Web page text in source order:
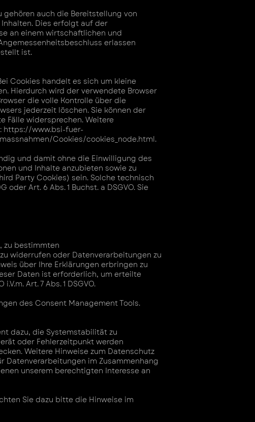
auch die Bereitstellung von
Dies erfolgt auf der
an einem wirtschaftlichen und
erlassen
ist.
Cookies handelt es sich um kleine
Hierdurch wird der verwendete Browser
die volle Kontrolle über die
jederzeit löschen. Sie können der
Fälle widersprechen. Weitere
https://www.bsi-fuer-
Cookies/cookies_node.html.
und damit ohne die Einwilligung des
und Inhalte anzubieten sowie zu
Party Cookies) sein. Solche technisch
Art. 6 Abs. 1 Buchst. a DSGVO. Sie
zu bestimmten
widerrufen oder Datenverarbeitungen zu
über Ihre Erklärungen erbringen zu
Daten ist erforderlich, um erteilte
Art. 7 Abs. 1 DSGVO.
des Consent Management Tools.
dazu, die Systemstabilität zu
oder Fehlerzeitpunkt werden
Weitere Hinweise zum Datenschutz
Datenverarbeitungen im Zusammenhang
unserem berechtigten Interesse an
Sie dazu bitte die Hinweise im